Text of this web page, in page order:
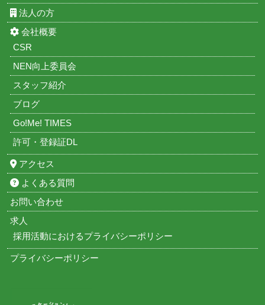
法人の方
会社概要
CSR
NEN向上委員会
スタッフ紹介
ブログ
Go!Me! TIMES
許可・登録証DL
アクセス
よくある質問
お問い合わせ
求人
採用活動におけるプライバシーポリシー
プライバシーポリシー